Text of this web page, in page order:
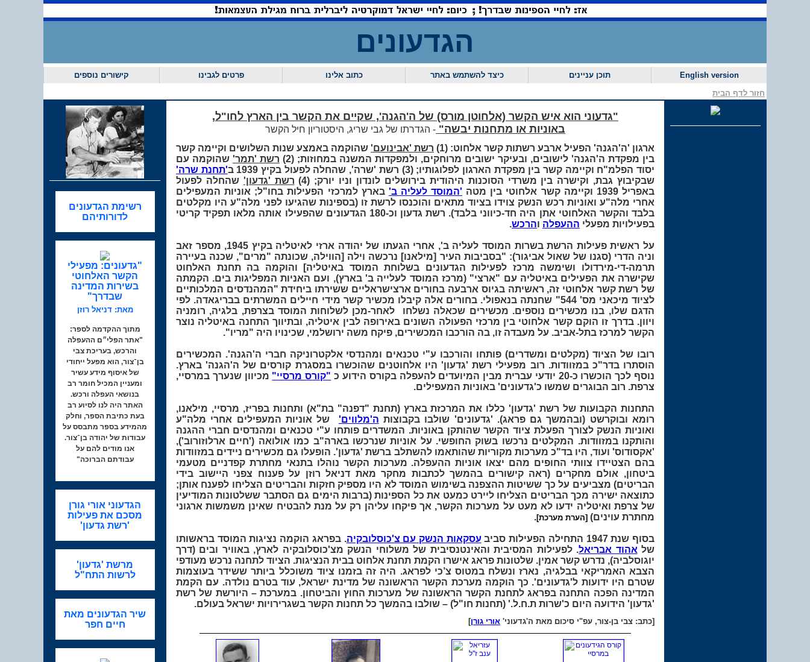
הגדעונים
קישורים נוספים פרטים לגבינו כתוב אלינו כיצד להשתמש באתר תוכן עניינים
English version
חזור לדף הבית
רשימת הגדעונים
לדורותיהם
"גדעונים: מפעילי
הקשר האלחוטי
בשירות המדינה
שבדרך"
מאת: דניאל רוזן
מתוך ההקדמה לספר:
"אתר הפלי״ם ההעפלה
והרכש, בעריכת צבי
בן־צור, הוא מפעל ייחודי
של איסוף מידע עשיר
ומעניין המכיל חומר רב
בנושאי העפלה ורכש.
האתר היה לנו לסיוע רב
בעת כתיבת הספר, וחלק
מהמידע בספר מתבסס על
עבודות של יהודה בן־צור.
אנו מודים להם על
עבודתם הברוכה"
הגדעוני אורי גורן
מסכם את פעילות
'רשת גדעון'
מרשת 'גדעון'
לרשות התח"ל
שיר הגדעונים מאת
חיים חפר
"גדעוני הוא איש הקשר (אלחוטן מורס) של ה'הגנה', שקיים את הקשר בין הארץ לחו"ל,
באוניות או מתחנות יבשה" - הגדרתו של גבי שריג, היסטוריון חיל הקשר
ארגון 'ה'הגנה' הפעיל ארבע רשתות קשר אלחוט: (1) רשת 'אבינועם' שהוקמה באמצע שנות השלושים וקיימה קשר
בין מפקדת ה'הגנה' לישובים, ובעיקר ישובים מרוחקים, ולמפקדות המשנה במחוזות; (2)
רשת 'תמר' שהוקמה עם
יסוד הפלמ"ח וקיימה קשר בין מפקדת הארגון לפלוגותיו; (3) רשת 'שרה', שהחלה לפעול בקיץ 1939 ב
'תחנת שרה'
שבקיבוץ גבת, וקישרה בין משרדי הסוכנות היהודית בירושלים לונדון וניו יורק; (4)
רשת 'גדעון' שהחלה לפעול
באפריל 1939 וקיימה קשר אלחוטי בין מטה
'המוסד לעליה ב' בארץ למרכזי הפעילות בחו"ל; אוניות המעפילים
אחרי מלה"ע ואוניות רכש הנשק צוידו בציוד מתאים והוכנסו לרשת זו (בספינות שהגיעו לפני מלה"ע היו מקלטים
בלבד והקשר האלחוטי אתן היה חד-כיווני בלבד). רשת גדעון וכ-180 הגדעונים שהפעילו אותה מלאו תפקיד קריטי
בפעילויות מפעלי ההעפלה והרכש.
על ראשית פעילות הרשת בשרות המוסד לעליה ב', אחרי הגעתו של יהודה ארזי לאיטליה בקיץ 1945, מספר זאב
וניה הדרי (סגנו של שאול אביגור): "בסביבות העיר [מילאנו] נרכשה וילה [הווילה, שכונתה "מרים", שכנה בעיירה
תרמה-די-מירדולו ושימשה מרכז לפעילות הגדעונים בשלוחת המוסד באיטליה] והוקמה בה תחנת האלחוט
שקישרה את הפעילים באיטליה עם "ארצי" (מרכז המוסד לעלייה ב' בארץ), ועם האניות המפליגות בים. הקמתה
של רשת קשר אלחוטי זה, ראשיתה בגיוס ארבעה בחורים ארצישראליים ששירתו ביחידת "המהנדסים המלכותיים
לציוד מיכאני מס' 544" שחנתה בנאפולי. בחורים אלה קיבלו מכשיר קשר מידי חיילים המשרתים בבריגאדה. לפי
הדגם שלו, בנו מכשירים נוספים. מכשירים שכאלה נשלחו לאחר-מכן לשלוחות המוסד בצרפת, בלגיה, רומניה
ויוון. בדרך זו הוקם קשר אלחוטי בין מרכזי הפעולה השונים באירופה לבין איטליה, ובתיווך התחנה באיטליה נוצר
הקשר למרכז בתל-אביב. על מעבדה זו, בה הורכבו המכשירים, פיקח משה ירושלמי, שכינויו היה "מריו".
רובו של הציוד (מקלטים ומשדרים) פותחו והורכבו ע"י טכנאים ומהנדסי אלקטרוניקה חברי ה'הגנה'. המכשירים
הוסתרו בדר"כ במזוודות. רוב מפעילי רשת 'גדעון' היו אלחוטנים שהוכשרו במסגרת קורסים של ה'הגנה' בארץ.
נוסף לכך הוכשרו כ-20 יודעי עברית מבין המיועדים להעפלה בקורס הידוע כ
"קורס מרסיי" מכיוון שנערך במרסיי,
צרפת. רוב הבוגרים שמשו כ'גדעונים' באוניות המעפילים.
התחנות הקבועות של רשת 'גדעון' כללו את המרכזת בארץ (תחנת "דפנה" בת"א) ותחנות בפריז, מרסיי, מילאנו,
רומא ובוקרשט (ובהמשך גם פראג). 'גדעונים' שולבו בקבוצות ה'מלווים' של אוניות המעפילים אחרי מלה"ע
ואוניות הנשק לצורך הפעלת ציוד הקשר שהותקן באוניות. המשדרים פותחו ע"י טכנאים ומהנדסים חברי ההגנה
והותקנו במזוודות. המקלטים נרכשו בשוק החופשי. על אוניות שנרכשו בארה"ב כמו אולואה ('חיים ארלוזורוב'),
'אקסודוס' ועוד, היו בד"כ מערכות מקוריות שהותאמו להשתלב ברשת 'גדעון'. הופעלו גם מכשירים ניידים במזוודות
בהם הצטיידו צוותי החופים מהם יצאו אוניות ההעפלה. מערכות הקשר נוהלו בתנאי מחתרת קפדניים מטעמי
ביטחון, אולם מחקרים (ראה קישורים בהמשך לכתבות מחקר מאת דניאל רוזן על פענוח צפני היישוב בידי
הבריטים) מצביעים על כך ששיטות ההצפנה בשימוש המוסד לא היו מספיק חזקות והבריטים הצליחו לפענח אותן;
כתוצאה ישירה מכך הבריטים הצליחו ליירט כמעט את כל הספינות (ברבות הימים גם הסתבר ששלטונות המודיעין
של צרפת ואיטליה ידעו לא מעט על מערכות הקשר, אך פיקחו עליהן רק על מנת להבטיח שאינן משמשות ארגוני
מחתרת עוינים) [הערת מערכת].
בסוף שנת 1947 התחילה הפעילות סביב עסקאות הנשק עם צ'כוסלובקיה. בפראג הוקמה נציגות המוסד בראשותו
של אהוד אבריאל. לפעילות המסיבית והאינטנסיבית של משלוחי הנשק מצ'כוסלובקיה לארץ, באוויר ובים (דרך
יוגוסלביה), נדרש קשר אמין. שלטונות פראג אישרו הקמת תחנת אלחוט בבית הנציגות. הציוד לתחנה נרכש מעודפי
הצבא האמריקאי בבלגיה, נארז ונשלח במטוס צ’כי לפראג. היה זה בזמנו ציוד משוכלל ביותר ששידר בעוצמות
שטרם היו ידועות ל'גדעונים'. כך הוקמה מערכת הקשר הראשונה של מדינת ישראל, עוד בטרם נולדה. עם הקמת
המדינה הפכה התחנה בפראג לתחנת הקשר הראשונה של מערכות החוץ והביטחון. במערכת – היורשת של רשת
'גדעון' הידועה היום כ'שרות ת.ח.ל.' (תחנות חו"ל) – שולבו בהמשך כל תחנות הקשר בשגרירויות ישראל בעולם.
[כתב: צבי בן-צור, עפ"י סיכום מאת ה'גדעוני' אורי גורן]